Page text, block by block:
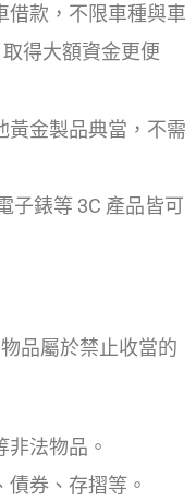
借款，不限車種與車
取得大額資金更便
黃金製品典當，不需
子錶等 3C 產品皆可
品屬於禁止收當的
非法物品。
債券、存摺等。